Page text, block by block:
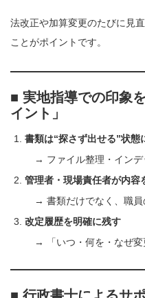
法改正や加算変更のたびに見
ことがポイントです。
■ 実地指導での印象
イント」
書類は“探さず出せる”状態
→ ファイル整理・インデ
管理者・現場責任者が内容
→ 書類だけでなく、職員
改定履歴を明確に残す
→ 「いつ・何を・なぜ変